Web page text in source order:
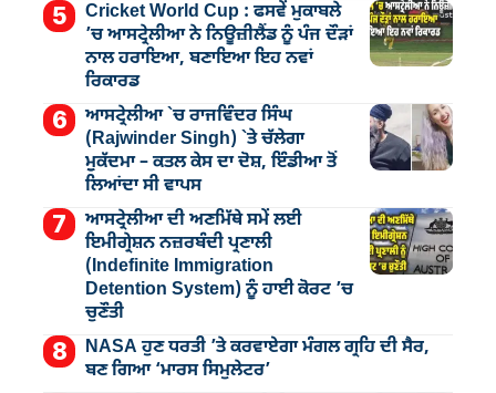
Cricket World Cup : ਫਸਵੇਂ ਮੁਕਾਬਲੇ
’ਚ ਆਸਟ੍ਰੇਲੀਆ ਨੇ ਨਿਊਜ਼ੀਲੈਂਡ ਨੂੰ ਪੰਜ ਦੌੜਾਂ
ਨਾਲ ਹਰਾਇਆ, ਬਣਾਇਆ ਇਹ ਨਵਾਂ
ਰਿਕਾਰਡ
ਆਸਟ੍ਰੇਲੀਆ `ਚ ਰਾਜਵਿੰਦਰ ਸਿੰਘ
(Rajwinder Singh) `ਤੇ ਚੱਲੇਗਾ
ਮੁੁਕੱਦਮਾ – ਕਤਲ ਕੇਸ ਦਾ ਦੋਸ਼, ਇੰਡੀਆ ਤੋਂ
ਲਿਆਂਦਾ ਸੀ ਵਾਪਸ
ਆਸਟ੍ਰੇਲੀਆ ਦੀ ਅਣਮਿੱਥੇ ਸਮੇਂ ਲਈ
ਇਮੀਗ੍ਰੇਸ਼ਨ ਨਜ਼ਰਬੰਦੀ ਪ੍ਰਣਾਲੀ
(Indefinite Immigration
Detention System) ਨੂੰ ਹਾਈ ਕੋਰਟ ’ਚ
ਚੁਣੌਤੀ
NASA ਹੁਣ ਧਰਤੀ ’ਤੇ ਕਰਵਾਏਗਾ ਮੰਗਲ ਗ੍ਰਹਿ ਦੀ ਸੈਰ,
ਬਣ ਗਿਆ ‘ਮਾਰਸ ਸਿਮੁਲੇਟਰ’